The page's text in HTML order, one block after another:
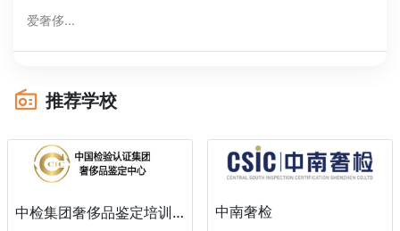
爱奢侈...
推荐学校
中检集团奢侈品鉴定培训中心 中南奢检